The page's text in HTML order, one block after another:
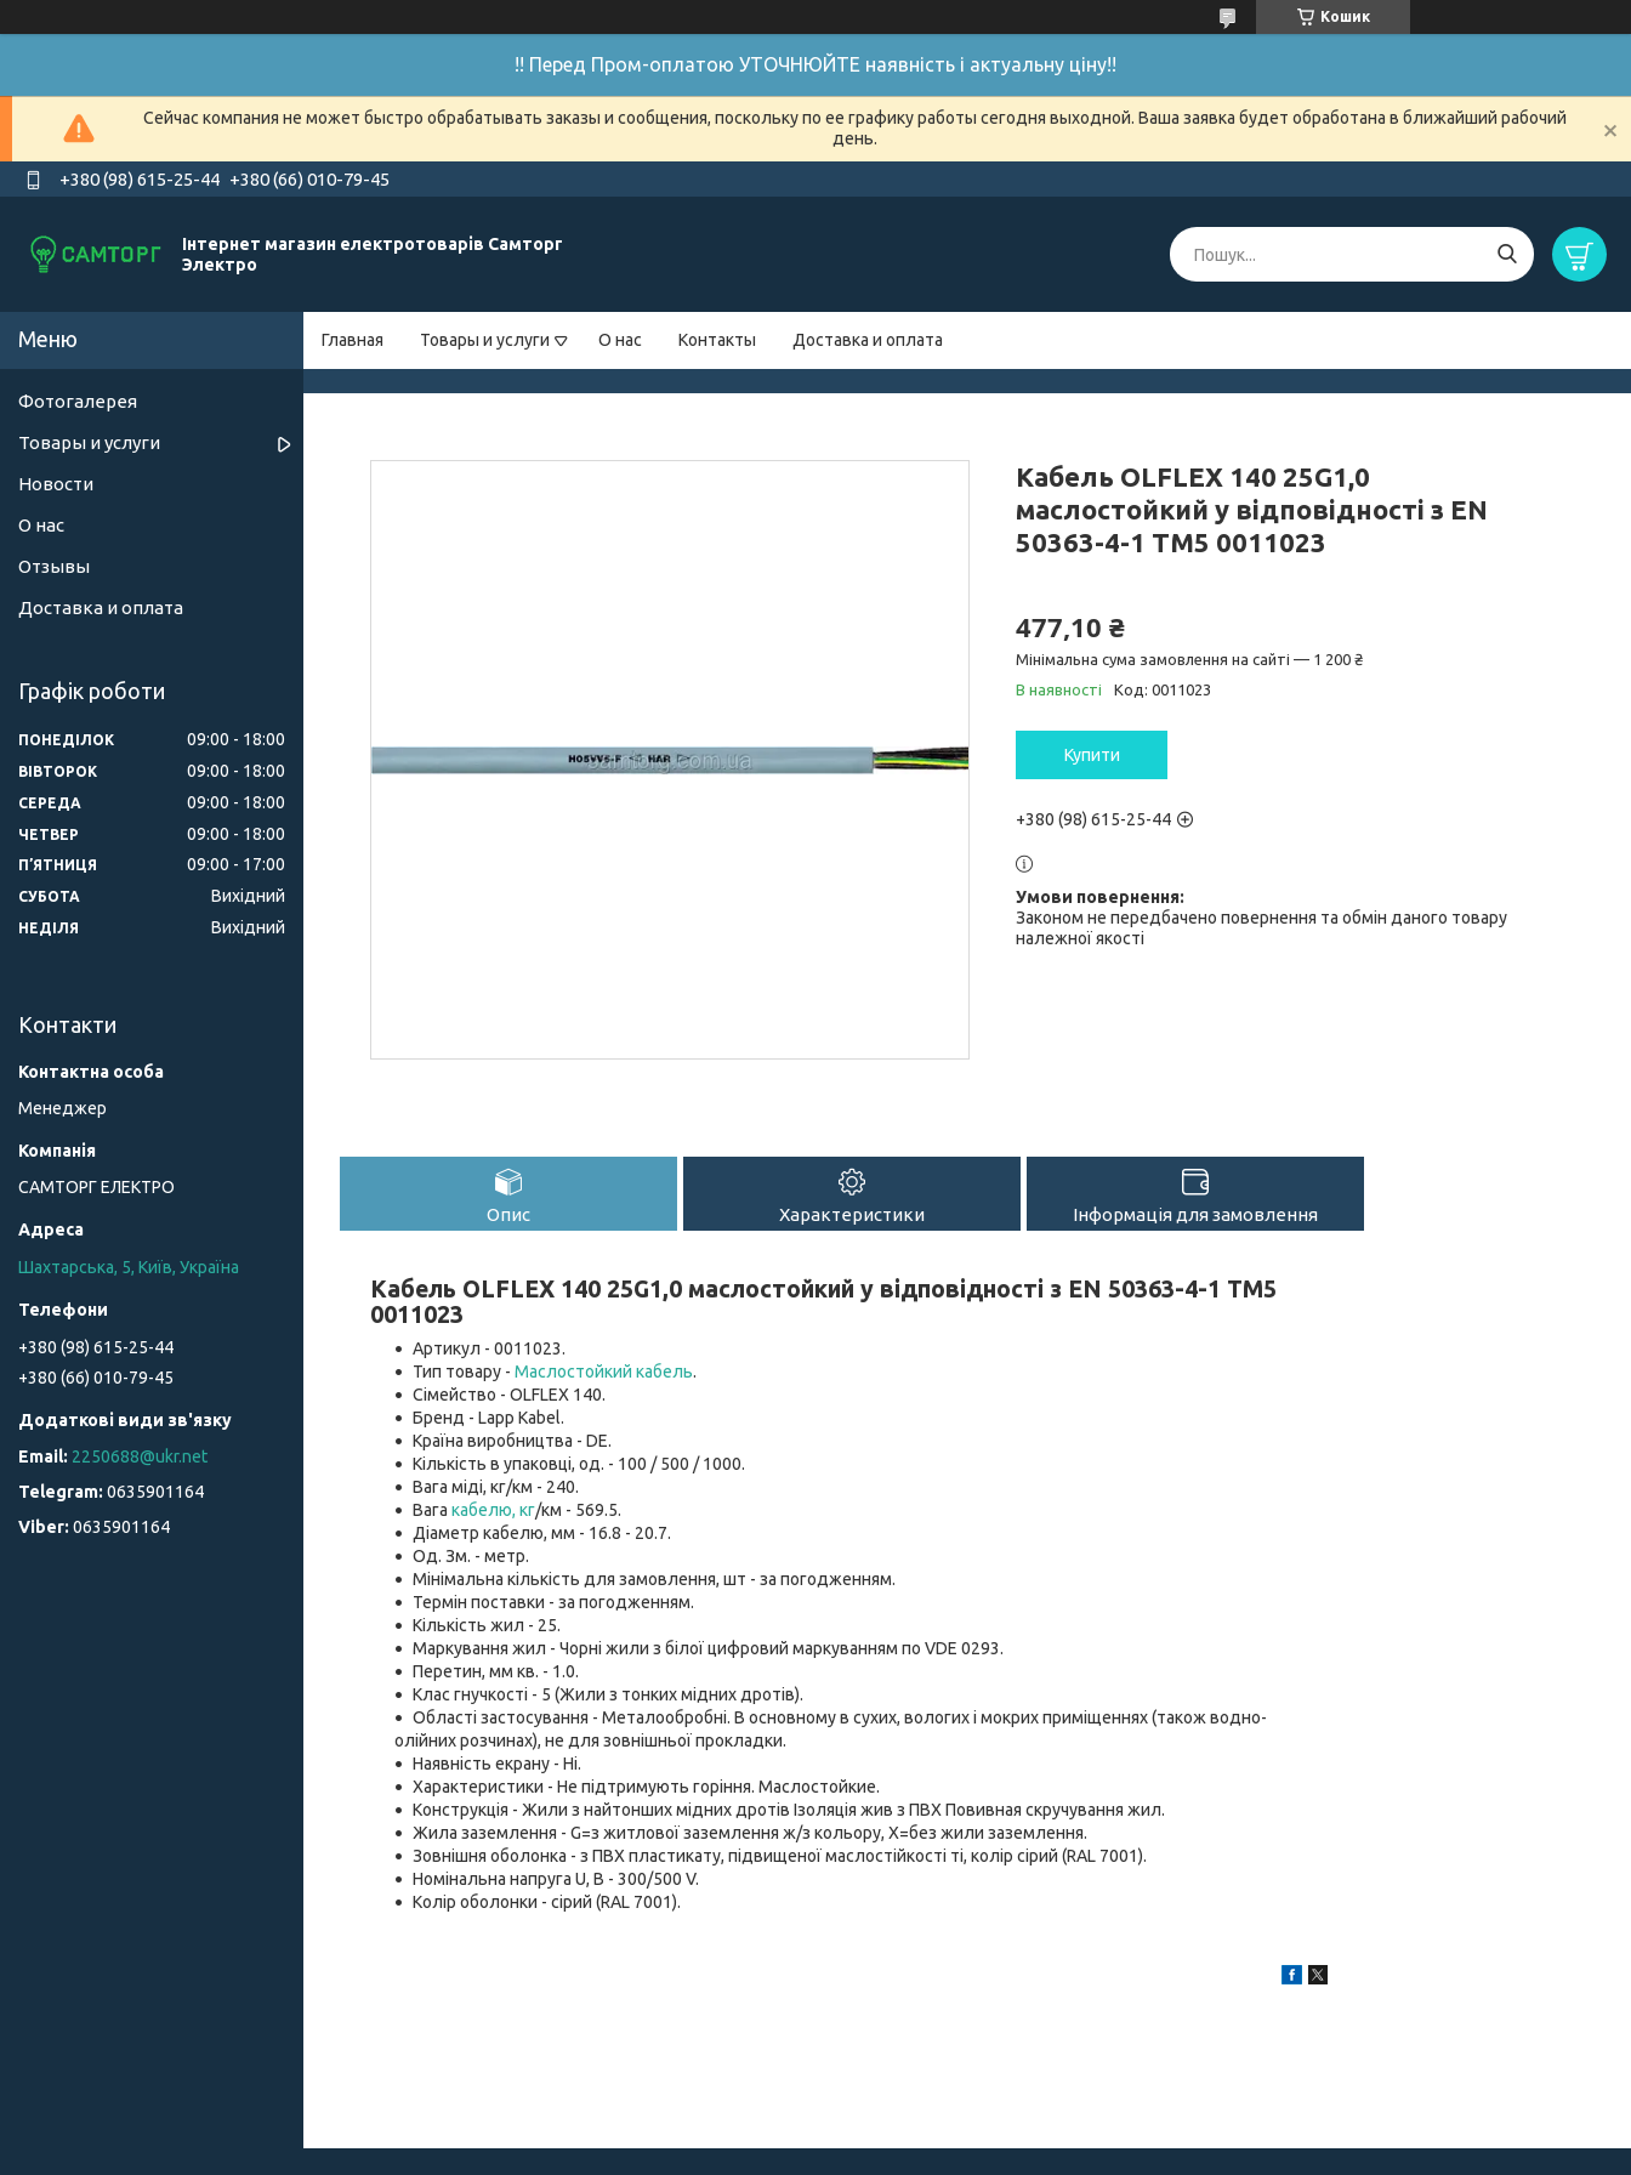
Кошик
!! Перед Пром-оплатою УТОЧНЮЙТЕ наявність і актуальну ціну!!
Сейчас компания не может быстро обрабатывать заказы и сообщения, поскольку по ее графику работы сегодня выходной. Ваша заявка будет обработана в ближайший рабочий
день.
+380 (98) 615-25-44 +380 (66) 010-79-45
Інтернет магазин електротоварів Самторг
Электро
Главная Товары и услуги О нас Контакты Доставка и оплата
Кабель OLFLEX 140 25G1,0
маслостойкий у відповідності з EN
50363-4-1 TM5 0011023
477,10 ₴
Мінімальна сума замовлення на сайті — 1 200 ₴
В наявності
Код: 0011023
Купити
+380 (98) 615-25-44
Законом не передбачено повернення та обмін даного товару
належної якості
Опис Характеристики Інформація для замовлення
Кабель OLFLEX 140 25G1,0 маслостойкий у відповідності з EN 50363-4-1 TM5
0011023
Артикул - 0011023.
Тип товару - Маслостойкий кабель.
Сімейство - OLFLEX 140.
Бренд - Lapp Kabel.
Країна виробництва - DE.
Кількість в упаковці, од. - 100 / 500 / 1000.
Вага міді, кг/км - 240.
Вага кабелю, кг/км - 569.5.
Діаметр кабелю, мм - 16.8 - 20.7.
Од. Зм. - метр.
Мінімальна кількість для замовлення, шт - за погодженням.
Термін поставки - за погодженням.
Кількість жил - 25.
Маркування жил - Чорні жили з білої цифровий маркуванням по VDE 0293.
Перетин, мм кв. - 1.0.
Клас гнучкості - 5 (Жили з тонких мідних дротів).
Області застосування - Металообробні. В основному в сухих, вологих і мокрих приміщеннях (також водно-
олійних розчинах), не для зовнішньої прокладки.
Наявність екрану - Ні.
Характеристики - Не підтримують горіння. Маслостойкие.
Конструкція - Жили з найтонших мідних дротів Ізоляція жив з ПВХ Повивная скручування жил.
Жила заземлення - G=з житлової заземлення ж/з кольору, Х=без жили заземлення.
Зовнішня оболонка - з ПВХ пластикату, підвищеної маслостійкості ті, колір сірий (RAL 7001).
Номінальна напруга U, В - 300/500 V.
Колір оболонки - сірий (RAL 7001).
Фотогалерея
Товары и услуги
Новости
О нас
Отзывы
Доставка и оплата
Графік роботи
ПОНЕДІЛОК 09:00 18:00
ВІВТОРОК 09:00 18:00
СЕРЕДА 09:00 18:00
ЧЕТВЕР 09:00 18:00
ПʼЯТНИЦЯ 09:00 17:00
СУБОТА Вихідний
НЕДІЛЯ Вихідний
Контакти
Менеджер
САМТОРГ ЕЛЕКТРО
Шахтарська, 5, Київ, Україна
+380 (98) 615-25-44
+380 (66) 010-79-45
2250688@ukr.net
0635901164
0635901164